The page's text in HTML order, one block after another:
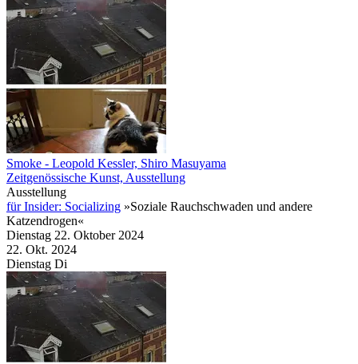
Smoke - Leopold Kessler, Shiro Masuyama
Zeitgenössische Kunst, Ausstellung
Ausstellung
für Insider: Socializing »Soziale Rauchschwaden und andere
Katzendrogen«
Dienstag 22. Oktober 2024
22. Okt. 2024
Dienstag Di